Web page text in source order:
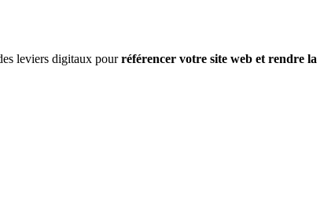
leviers digitaux pourréférencer votre site web et rendre la